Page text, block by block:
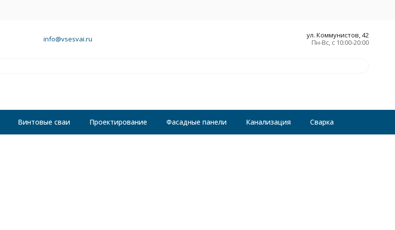
info@vsesvai.ru
ул. Коммунистов, 42
Пн-Вс, с 10:00-20:00
Винтовые сваи Проектирование Фасадные панели Канализация Сварка